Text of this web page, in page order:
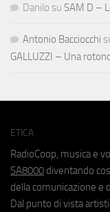
Danilo su SAM D –
Antonio Bacciocchi
GALLUZZI – Una
ETICA
RadioCoop, musica e
SA8000 diventando
della comunicazione e
Dal punto di vista